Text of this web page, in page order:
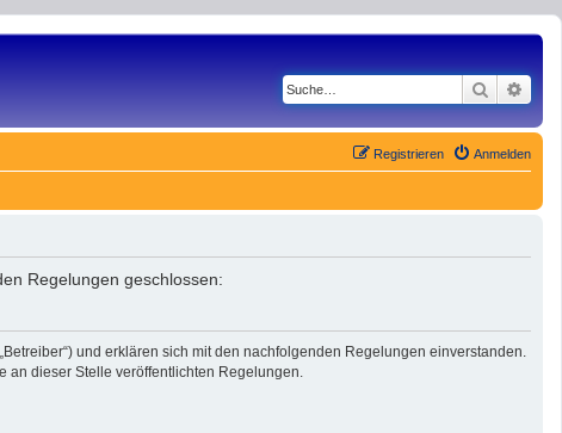
Suche
Anmelden
Registrieren
Regelungen geschlossen:
und erklären sich mit den nachfolgenden Regelungen einverstanden.
an dieser Stelle veröffentlichten Regelungen.